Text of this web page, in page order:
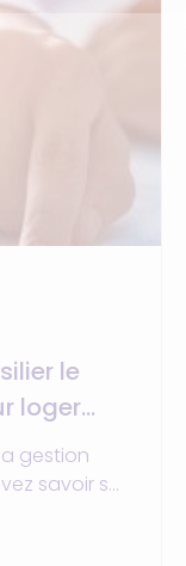
le
loger
2024
gestion
savoir sur